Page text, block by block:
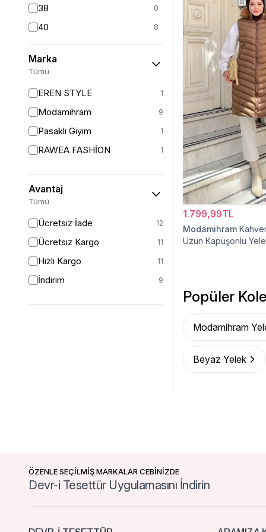
38 8
40 8
42 7
44 6
Marka
Tümü
EREN STYLE 1
Modamihram 9
Pasaklı Giyim 1
RAWEA FASHİON 1
Avantaj
Tümü
Ücretsiz İade 12
Ücretsiz Kargo 11
Hızlı Kargo 11
İndirim 9
1.799,99TL
Modamihram
Uzun Kapüşonlu
Popüler
Modamihram
Beyaz Yelek
ÖZENLE SEÇİLMİŞ MARKALAR CEBİNİZDE
Devr-i Tesettür Uygulamasını İndirin